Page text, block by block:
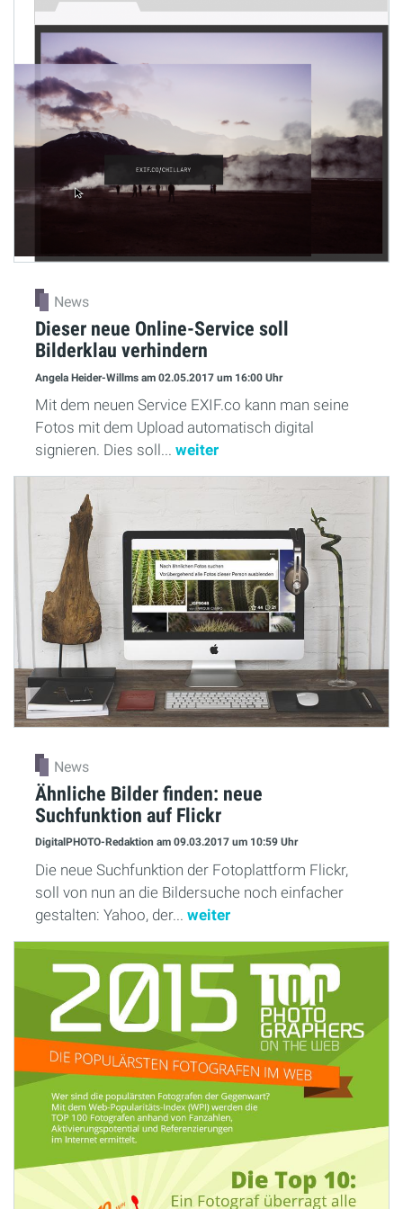
News
Dieser neue Online-Service soll
Bilderklau verhindern
Angela Heider-Willms am 02.05.2017 um 16:00 Uhr
Mit dem neuen Service EXIF.co kann man seine
Fotos mit dem Upload automatisch digital
signieren. Dies soll... weiter
News
Ähnliche Bilder finden: neue
Suchfunktion auf Flickr
DigitalPHOTO-Redaktion am 09.03.2017 um 10:59 Uhr
Die neue Suchfunktion der Fotoplattform Flickr,
soll von nun an die Bildersuche noch einfacher
gestalten: Yahoo, der... weiter